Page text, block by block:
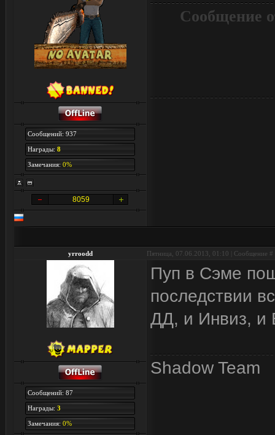
Сообщений: 937
Награды: 8
Замечания: 0%
8059
Сообщение
yrroodd Пятница, 07.06.2013, 01:10 | Сообщение #
Сообщений: 87
Награды: 3
Замечания: 0%
Пуп в Сэме
последствии
ДД, и Инвиз, и
Shadow Team